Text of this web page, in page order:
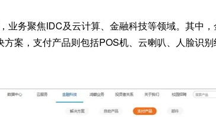
业务聚焦IDC及云计算、金融科技等领域。其中
方案，支付产品则包括POS机、云喇叭、人脸识